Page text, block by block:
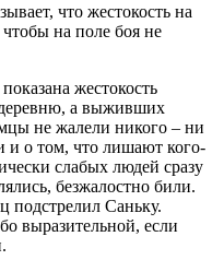
что жестокость на
на поле боя не
жестокость
а выживших
не жалели никого – ни
и о том, что лишают кого-
слабых людей сразу
безжалостно били.
подстрелил Саньку.
выразительной, если